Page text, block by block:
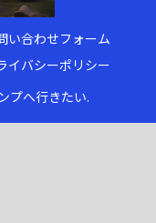
い合わせフォーム
イバシーポリシー
プへ行きたい.